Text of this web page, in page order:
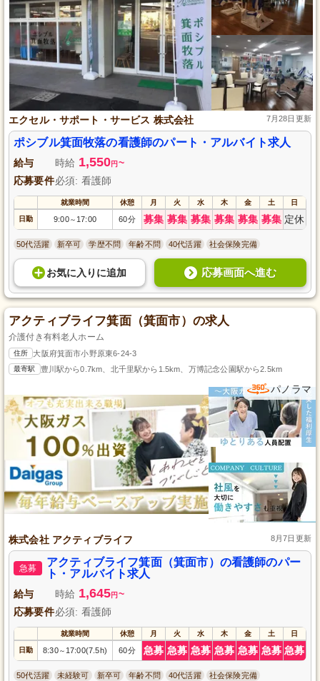
エクセル・サポート・サービス 株式会社 7月28日更新
ポシブル箕面牧落の看護師のパート・アルバイト求人
給与 時給 1,550円 ~
応募要件必須: 看護師
就業時間 休憩 月 火 水 木 金 土 日
日勤 9:00～ 17:00 60分 募集 募集 募集 募集 募集 募集 定休
50代活躍 新卒可 学歴不問 年齢不問 40代活躍 社会保険完備
お気に入り に追加 応募画面へ進む
アクティブライフ箕面（箕面市）の求人
介護付き有料老人ホーム
住所 大阪府箕面市小野原東6-24-3
最寄駅 豊川駅から0.7km、北千里駅から1.5km、万博記念公園駅から2.5km
パノラマ
株式会社 アクティブライフ 8月7日更新
急募
アクティブライフ箕面（箕面市）の看護師のパー
ト・アルバイト求人
給与 時給 1,645円 ~
応募要件必須: 看護師
就業時間 休憩 月 火 水 木 金 土 日
日勤 8:30～ 17:00(7.5h) 60分 急募 急募 急募 急募 急募 急募 急募
50代活躍 未経験可 新卒可 年齢不問 40代活躍 社会保険完備